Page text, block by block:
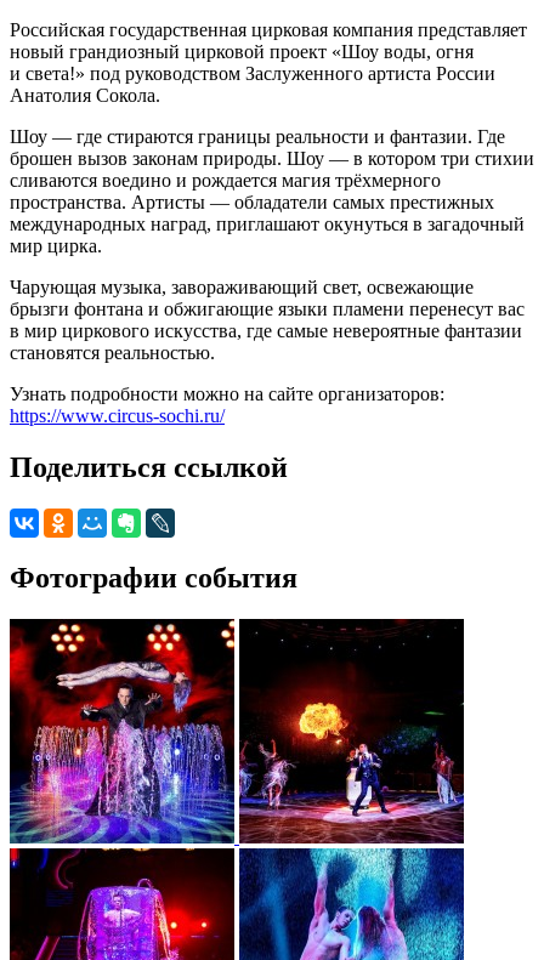
Российская государственная цирковая компания представляет
новый грандиозный цирковой проект «Шоу воды, огня
и света!» под руководством Заслуженного артиста Росcии
Анатолия Сокола.
Шоу — где стираются границы реальности и фантазии. Где
брошен вызов законам природы. Шоу — в котором три стихии
сливаются воедино и рождается магия трёхмерного
пространства. Артисты — обладатели самых престижных
международных наград, приглашают окунуться в загадочный
мир цирка.
Чарующая музыка, завораживающий свет, освежающие
брызги фонтана и обжигающие языки пламени перенесут вас
в мир циркового искусства, где самые невероятные фантазии
становятся реальностью.
Узнать подробности можно на сайте организаторов:
https://www.circus-sochi.ru/
Поделиться ссылкой
Фотографии события